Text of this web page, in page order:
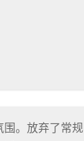
围。放弃了常规